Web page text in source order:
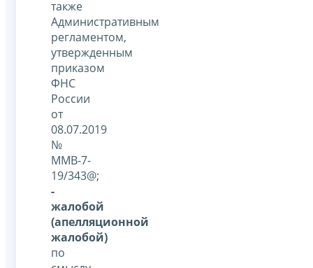
также
Административным
регламентом,
утвержденным
приказом
ФНС
России
от
08.07.2019
№
ММВ-7-
19/343@;
-
жалобой
(апелляционной
жалобой)
по